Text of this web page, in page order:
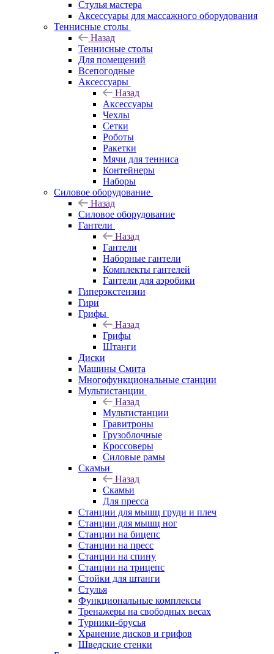
Стулья мастера
Аксессуары для массажного оборудования
Теннисные столы
Назад
Теннисные столы
Для помещений
Всепогодные
Аксессуары
Назад
Аксессуары
Чехлы
Сетки
Роботы
Ракетки
Мячи для тенниса
Контейнеры
Наборы
Силовое оборудование
Назад
Силовое оборудование
Гантели
Назад
Гантели
Наборные гантели
Комплекты гантелей
Гантели для аэробики
Гиперэкстензии
Гири
Грифы
Назад
Грифы
Штанги
Диски
Машины Смита
Многофункциональные станции
Мультистанции
Назад
Мультистанции
Гравитроны
Грузоблочные
Кроссоверы
Силовые рамы
Скамьи
Назад
Скамьи
Для пресса
Станции для мышц груди и плеч
Станции для мышц ног
Станции на бицепс
Станции на пресс
Станции на спину
Станции на трицепс
Стойки для штанги
Стулья
Функциональные комплексы
Тренажеры на свободных весах
Турники-брусья
Хранение дисков и грифов
Шведские стенки